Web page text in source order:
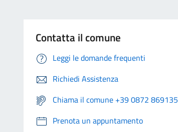
Contatta il comune
Leggi le domande frequenti
Richiedi Assistenza
Chiama il comune +39 0872 869135
Prenota un appuntamento